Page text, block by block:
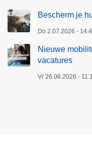
Bescherm je
Do 2.07.2026 -
Nieuwe
vacatures
Vr 26.06.2026 -